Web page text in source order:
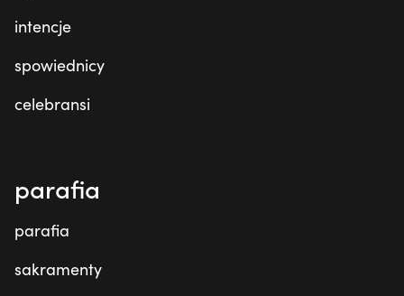
intencje
spowiednicy
celebransi
parafia
parafia
sakramenty